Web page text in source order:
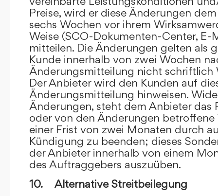
Preise, wird er diese Änderungen
sechs Wochen vor ihrem
Weise (SCO-Dokumenten-Center, E-
mitteilen. Die Änderungen gelten als
Kunde innerhalb von zwei Wochen
Änderungsmitteilung nicht schriftlich
Der Anbieter wird den Kunden auf
Änderungsmitteilung hinweisen.
Änderungen, steht dem Anbieter das
oder von den Änderungen betroffene
einer Frist von zwei Monaten durch
Kündigung zu beenden; dieses
der Anbieter innerhalb von einem
des Auftraggebers auszuüben.
10. Alternative Streitbeilegung